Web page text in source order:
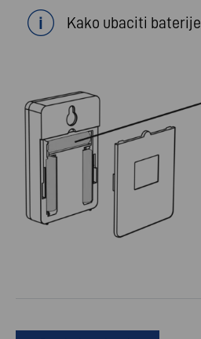
Kako ubaciti baterije